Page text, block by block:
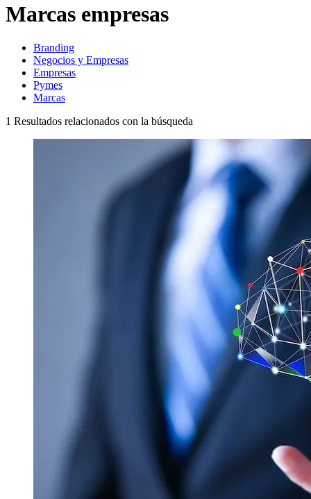
Marcas empresas
Branding
Negocios y Empresas
Empresas
Pymes
Marcas
1 Resultados relacionados con la búsqueda